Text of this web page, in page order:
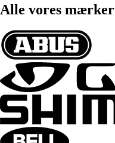
Alle vores mærker